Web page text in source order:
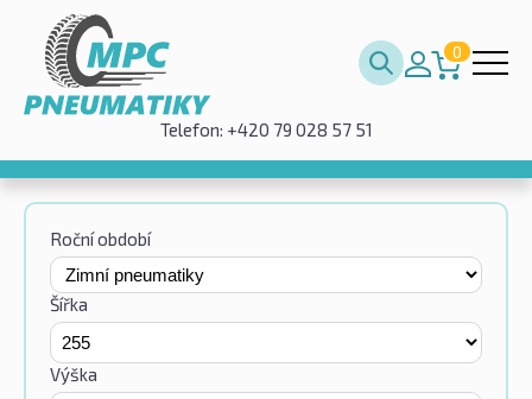
0
Telefon: +420 79 028 57 51
Roční období
Šířka
Výška